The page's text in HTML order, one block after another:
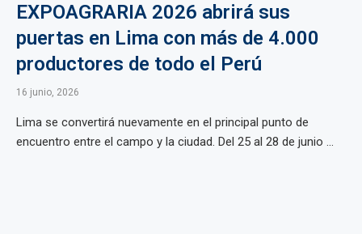
EXPOAGRARIA 2026 abrirá sus
puertas en Lima con más de 4.000
productores de todo el Perú
16 junio, 2026
Lima se convertirá nuevamente en el principal punto de
encuentro entre el campo y la ciudad. Del 25 al 28 de junio ...